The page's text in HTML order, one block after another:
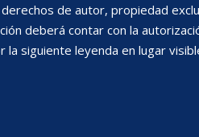
de autor, propiedad
deberá contar con la
siguiente leyenda en lugar